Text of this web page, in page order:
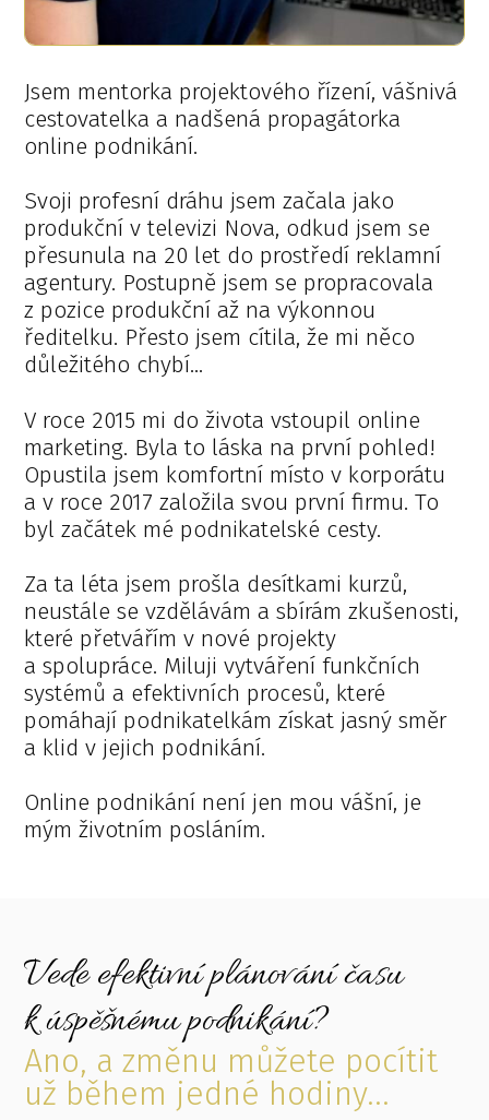
Jsem mentorka projektového řízení, vášnivá
cestovatelka a nadšená propagátorka
online podnikání.
Svoji profesní dráhu jsem začala jako
produkční v televizi Nova, odkud jsem se
přesunula na 20 let do prostředí reklamní
agentury. Postupně jsem se propracovala
z pozice produkční až na výkonnou
ředitelku. Přesto jsem cítila, že mi něco
důležitého chybí…
V roce 2015 mi do života vstoupil online
marketing. Byla to láska na první pohled!
Opustila jsem komfortní místo v korporátu
a v roce 2017 založila svou první firmu. To
byl začátek mé podnikatelské cesty.
Za ta léta jsem prošla desítkami kurzů,
neustále se vzdělávám a sbírám zkušenosti,
které přetvářím v nové projekty
a spolupráce. Miluji vytváření funkčních
systémů a efektivních procesů, které
pomáhají podnikatelkám získat jasný směr
a klid v jejich podnikání.
Online podnikání není jen mou vášní, je
mým životním posláním.
Vede efektivní plánování času
k úspěšnému podnikání?
Ano, a změnu můžete pocítit
už během jedné hodiny...